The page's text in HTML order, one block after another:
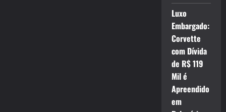
Luxo
Embargado:
Corvette
com Dívida
de R$ 119
Mil é
Apreendido
em